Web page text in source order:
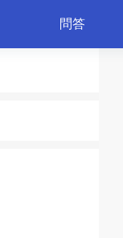
問答